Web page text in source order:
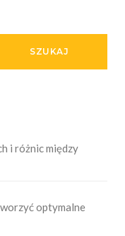
SZUKAJ
i różnic między
optymalne